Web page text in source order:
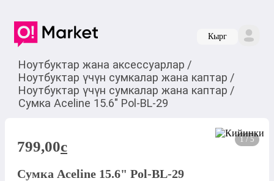
Кырг
Ноутбуктар жана аксессуарлар /
Ноутбуктар үчүн сумкалар жана каптар /
Ноутбуктар үчүн сумкалар жана каптар /
Сумка Aceline 15.6" Pol-BL-29
1 / 5
799,00c
Сумка Aceline 15.6" Pol-BL-29